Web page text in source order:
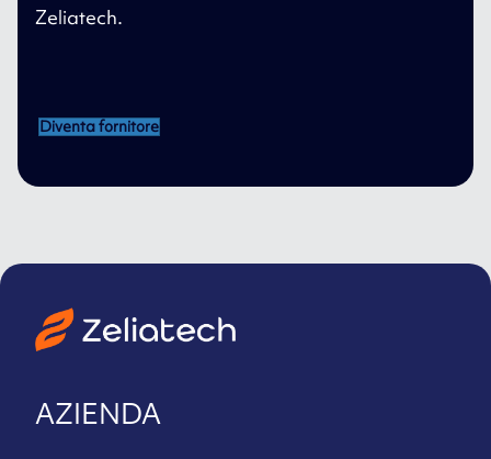
Zeliatech.
Diventa fornitore
AZIENDA